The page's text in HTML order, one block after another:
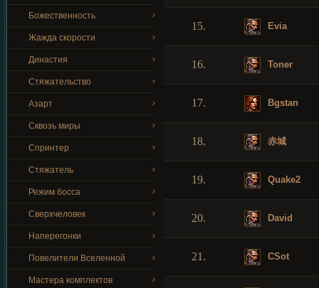
Божественность
Жажда скорости
Династия
Стяжательство
Азарт
Сквозь миры
Спринтер
Стяжатель
Режим босса
Сверхчеловек
Наперегонки
Повелители Вселенной
Мастера комплектов
15. Evia
16. Toner
17. Bgstan
18. 赤城
19. Quake2
20. David
21. CSot